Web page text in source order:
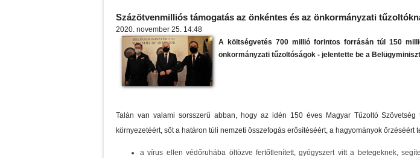
Százötvenmilliós támogatás az önkéntes és az önkormányzati
2020. november 25. 14:48
A költségvetés 700 millió forintos forrásán túl 150
önkormányzati tűzoltóságok - jelentette be a
Talán van valami sorsszerű abban, hogy az idén 150 éves Magyar Tűzoltó
környezetéért, sőt a határon túli nemzeti összefogás erősítéséért, a hagyományok őrzéséért
a vírus ellen védőruhába öltözve fertőtlenített, gyógyszert vitt a betegeknek,